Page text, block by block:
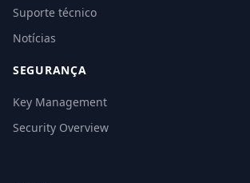
Suporte técnico
Notícias
SEGURANÇA
Key Management
Security Overview